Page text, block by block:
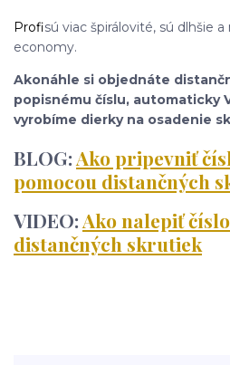
Profisú viac špirálovité, sú dlhšie
economy.
Akonáhle si objednáte
popisnému číslu, automaticky
vyrobíme dierky na osadenie
BLOG:Ako pripevniť
pomocou distančných
VIDEO:Ako nalepiť
distančných skrutiek